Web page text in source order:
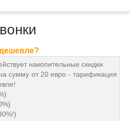
накопительные скидки.
сумму от 20 евро - тарификация